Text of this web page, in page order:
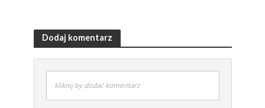
Dodaj komentarz
kliknij by dodać komentarz